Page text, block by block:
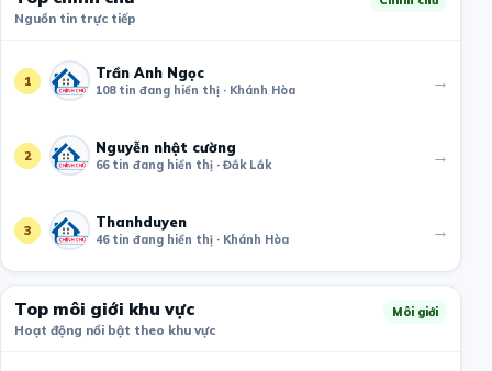
Nguồn tin trực tiếp
1 Trần Anh Ngọc
108 tin đang hiển thị · Khánh Hòa →
2 Nguyễn nhật cường
66 tin đang hiển thị · Đắk Lắk →
3 Thanhduyen
46 tin đang hiển thị · Khánh Hòa →
Top môi giới khu vực
Hoạt động nổi bật theo khu vực
Môi giới